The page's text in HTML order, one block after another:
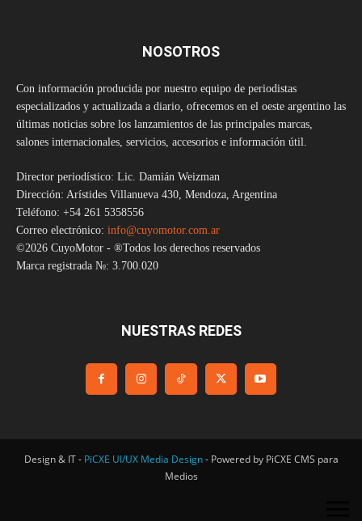
NOSOTROS
Con información producida por nuestro equipo de periodistas
especializados y actualizada a diario, ofrecemos en el oeste argentino las
últimas noticias sobre los lanzamientos de las principales marcas,
salones internacionales, servicios, accesorios e información útil.
Director periodístico: Lic. Damián Weizman
Dirección: Arístides Villanueva 430, Mendoza, Argentina
Teléfono: +54 261 5358556
Correo electrónico: info@cuyomotor.com.ar
©2026 CuyoMotor - ®Todos los derechos reservados
Marca registrada №: 3.700.020
NUESTRAS REDES
Design & IT - PiCXE UI/UX Media Design- Powered by PiCXE CMS para
Medios